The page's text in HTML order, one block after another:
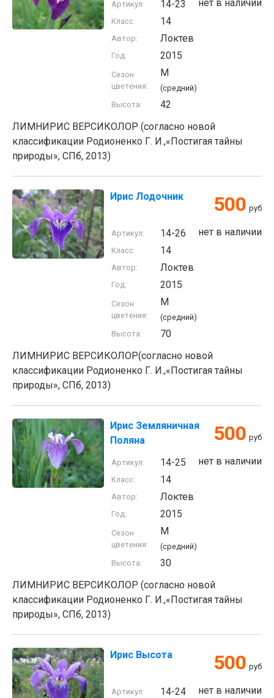
нет в наличии
Артикул: 14-23
Класс: 14
Автор: Локтев
Год: 2015
Сезон
цветения:
M
(средний)
Высота:
42
ЛИМНИРИС ВЕРСИКОЛОР (согласно новой
классификации Родионенко Г. И.,«Постигая тайны
природы», СПб, 2013)
Ирис Лодочник 500 руб
нет в наличии
Артикул: 14-26
Класс: 14
Автор: Локтев
Год: 2015
Сезон
цветения:
M
(средний)
Высота:
70
ЛИМНИРИС ВЕРСИКОЛОР(согласно новой
классификации Родионенко Г. И.,«Постигая тайны
природы», СПб, 2013)
Ирис Земляничная
Поляна
500 руб
нет в наличии
Артикул: 14-25
Класс: 14
Автор: Локтев
Год: 2015
Сезон
цветения:
M
(средний)
Высота:
30
ЛИМНИРИС ВЕРСИКОЛОР (согласно новой
классификации Родионенко Г. И.,«Постигая тайны
природы», СПб, 2013)
Ирис Высота 500 руб
нет в наличии
Артикул: 14-24